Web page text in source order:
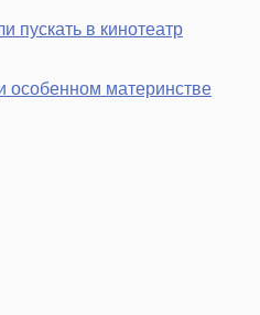
пускать в кинотеатр
особенном материнстве